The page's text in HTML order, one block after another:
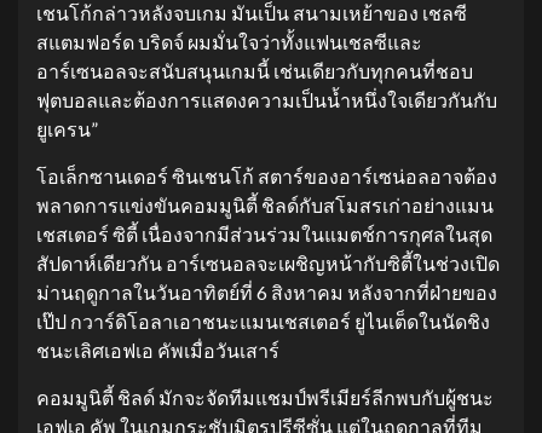
เชนโก้กล่าวหลังจบเกม มันเป็น สนามเหย้าของ เชลซี
สแตมฟอร์ด บริดจ์ ผมมั่นใจว่าทั้งแฟนเชลซีและ
อาร์เซนอลจะสนับสนุนเกมนี้ เช่นเดียวกับทุกคนที่ชอบ
ฟุตบอลและต้องการแสดงความเป็นน้ำหนึ่งใจเดียวกันกับ
ยูเครน”
โอเล็กซานเดอร์ ซินเชนโก้ สตาร์ของอาร์เซน่อลอาจต้อง
พลาดการแข่งขันคอมมูนิตี้ ชิลด์กับสโมสรเก่าอย่างแมน
เชสเตอร์ ซิตี้ เนื่องจากมีส่วนร่วมในแมตช์การกุศลในสุด
สัปดาห์เดียวกัน อาร์เซนอลจะเผชิญหน้ากับซิตี้ในช่วงเปิด
ม่านฤดูกาลในวันอาทิตย์ที่ 6 สิงหาคม หลังจากที่ฝ่ายของ
เป๊ป กวาร์ดิโอลาเอาชนะแมนเชสเตอร์ ยูไนเต็ดในนัดชิง
ชนะเลิศเอฟเอ คัพเมื่อวันเสาร์
คอมมูนิตี้ ชิลด์ มักจะจัดทีมแชมป์พรีเมียร์ลีกพบกับผู้ชนะ
เอฟเอ คัพ ในเกมกระชับมิตรปรีซีซั่น แต่ในฤดูกาลที่ทีม